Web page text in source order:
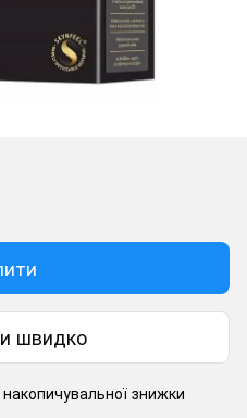
швидко
знижки